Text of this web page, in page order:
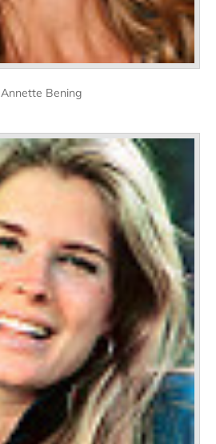
Annette Bening